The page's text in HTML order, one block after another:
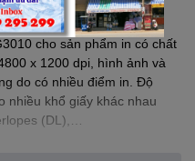
cho sản phẩm in có chất
x 1200 dpi, hình ảnh và
do có nhiều điểm in. Độ
nhiều khổ giấy khác nhau
(DL),…